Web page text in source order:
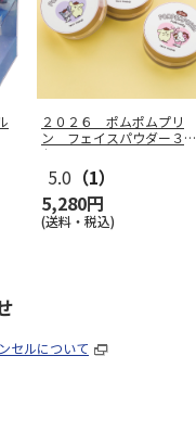
２０２６ ポムポムプリ
ン フェイスパウダー３個
セット
5.0 （1）
5,280円
(送料・税込)
セルについて